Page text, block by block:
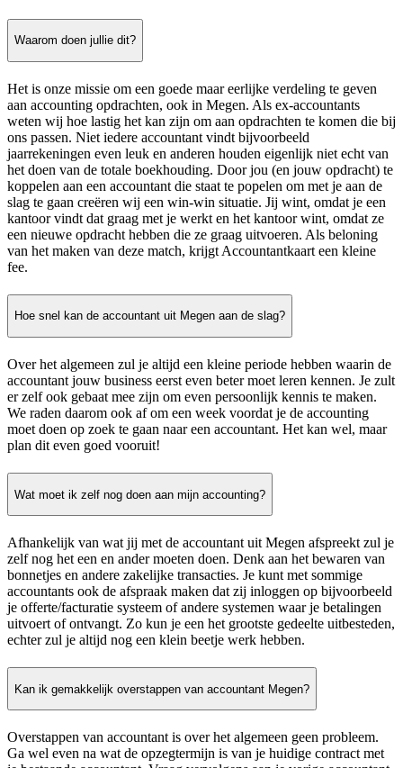
Waarom doen jullie dit?
Het is onze missie om een goede maar eerlijke verdeling te geven
aan accounting opdrachten, ook in Megen. Als ex-accountants
weten wij hoe lastig het kan zijn om aan opdrachten te komen die bij
ons passen. Niet iedere accountant vindt bijvoorbeeld
jaarrekeningen even leuk en anderen houden eigenlijk niet echt van
het doen van de totale boekhouding. Door jou (en jouw opdracht) te
koppelen aan een accountant die staat te popelen om met je aan de
slag te gaan creëren wij een win-win situatie. Jij wint, omdat je een
kantoor vindt dat graag met je werkt en het kantoor wint, omdat ze
een nieuwe opdracht hebben die ze graag uitvoeren. Als beloning
van het maken van deze match, krijgt Accountantkaart een kleine
fee.
Hoe snel kan de accountant uit Megen aan de slag?
Over het algemeen zul je altijd een kleine periode hebben waarin de
accountant jouw business eerst even beter moet leren kennen. Je zult
er zelf ook gebaat mee zijn om even persoonlijk kennis te maken.
We raden daarom ook af om een week voordat je de accounting
moet doen op zoek te gaan naar een accountant. Het kan wel, maar
plan dit even goed vooruit!
Wat moet ik zelf nog doen aan mijn accounting?
Afhankelijk van wat jij met de accountant uit Megen afspreekt zul je
zelf nog het een en ander moeten doen. Denk aan het bewaren van
bonnetjes en andere zakelijke transacties. Je kunt met sommige
accountants ook de afspraak maken dat zij inloggen op bijvoorbeeld
je offerte/facturatie systeem of andere systemen waar je betalingen
uitvoert of ontvangt. Zo kun je een het grootste gedeelte uitbesteden,
echter zul je altijd nog een klein beetje werk hebben.
Kan ik gemakkelijk overstappen van accountant Megen?
Overstappen van accountant is over het algemeen geen probleem.
Ga wel even na wat de opzegtermijn is van je huidige contract met